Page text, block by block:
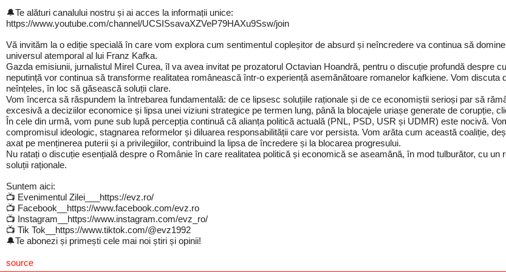
🔔Te alături canalului nostru și ai acces la informații unice:
https://www.youtube.com/channel/UCSISsavaXZVeP79HAXu9Ssw/join
Vă invităm la o ediție specială în care vom explora cum sentimentul copleșitor de absurd și neîncredere va continua să
universul atemporal al lui Franz Kafka.
Gazda emisiunii, jurnalistul Mirel Curea, îl va avea invitat pe prozatorul Octavian Hoandră, pentru o discuție profundă despre
neputință vor continua să transforme realitatea românească într-o experiență asemănătoare romanelor kafkiene. Vom
neînțeles, în loc să găsească soluții clare.
Vom încerca să răspundem la întrebarea fundamentală: de ce lipsesc soluțiile raționale și de ce economiștii serioși par să
excesivă a deciziilor economice și lipsa unei viziuni strategice pe termen lung, până la blocajele uriașe generate de corupție,
În cele din urmă, vom pune sub lupă percepția continuă că alianța politică actuală (PNL, PSD, USR și UDMR) este nocivă.
compromisul ideologic, stagnarea reformelor și diluarea responsabilității care vor persista. Vom arăta cum această coaliție,
axat pe menținerea puterii și a privilegiilor, contribuind la lipsa de încredere și la blocarea progresului.
Nu ratați o discuție esențială despre o Românie în care realitatea politică și economică se aseamănă, în mod tulburător, cu
soluții raționale.
Suntem aici:
📺 Evenimentul Zilei___https://evz.ro/
📺 Facebook__https://www.facebook.com/evz.ro
📺 Instagram__https://www.instagram.com/evz_ro/
📺 Tik Tok__https://www.tiktok.com/@evz1992
🔔Te abonezi și primești cele mai noi știri și opinii!
source